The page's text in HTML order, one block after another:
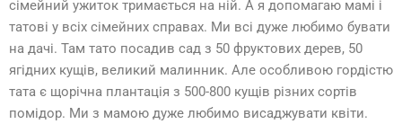
сімейний ужиток тримається на ній. А я допомагаю мамі і
татові у всіх сімейних справах. Ми всі дуже любимо бувати
на дачі. Там тато посадив сад з 50 фруктових дерев, 50
ягідних кущів, великий малинник. Але особливою гордістю
тата є щорічна плантація з 500-800 кущів різних сортів
помідор. Ми з мамою дуже любимо висаджувати квіти.